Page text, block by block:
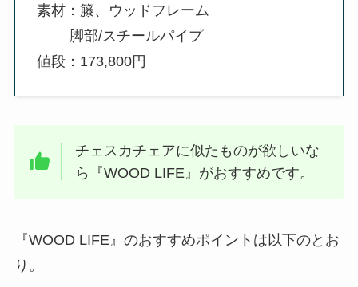
素材：籐、ウッドフレーム
脚部/スチールパイプ
値段：173,800円
チェスカチェアに似たものが欲しいな
ら『WOOD LIFE』がおすすめです。
『WOOD LIFE』のおすすめポイントは以下のとお
り。